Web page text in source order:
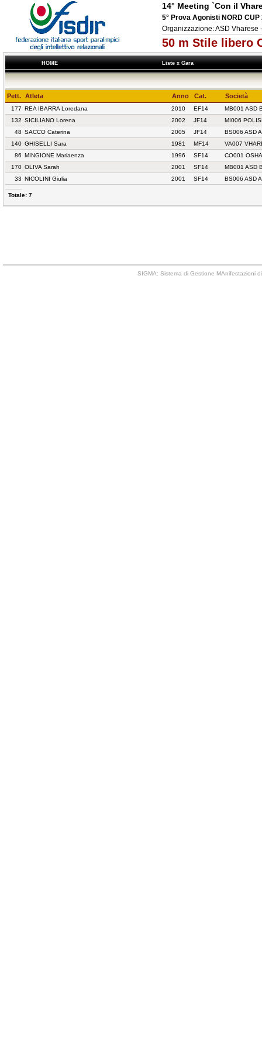
14° Meeting `Con il
5° Prova Agonisti NORD CUP
Organizzazione: ASD Vharese
50 m Stile libero
HOME Liste x Gara
Pett. Atleta Anno Cat. Società
177 REA IBARRA Loredana 2010 EF14
MB001 ASD
132 SICILIANO Lorena 2002 JF14
MI006
48 SACCO Caterina 2005 JF14
BS006 ASD
140 GHISELLI Sara 1981 MF14
VA007
86 MINGIONE Mariaenza 1996 SF14
CO001
170 OLIVA Sarah 2001 SF14
MB001 ASD
33 NICOLINI Giulia 2001 SF14 BS006 ASD
Totale: 7
SIGMA: Sistema di Gestione MAnifestazioni